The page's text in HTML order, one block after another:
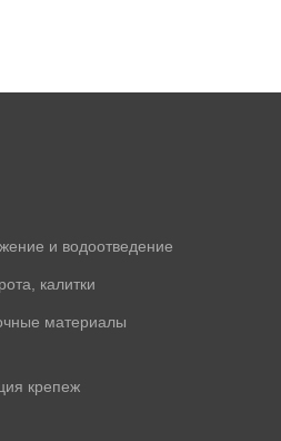
и водоотведение
калитки
материалы
крепеж